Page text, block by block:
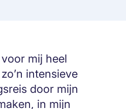
mij heel
intensieve
door mijn
in mijn